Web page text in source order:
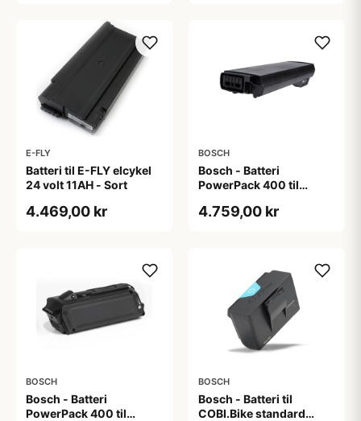
E-FLY
Batteri til E-FLY elcykel
24 volt 11AH - Sort
4.469,00 kr
BOSCH
Bosch - Batteri
PowerPack 400 til
- Sort
4.759,00 kr
BOSCH
Bosch - Batteri
PowerPack 400 til
BOSCH
Bosch - Batteri til
COBI.Bike standard